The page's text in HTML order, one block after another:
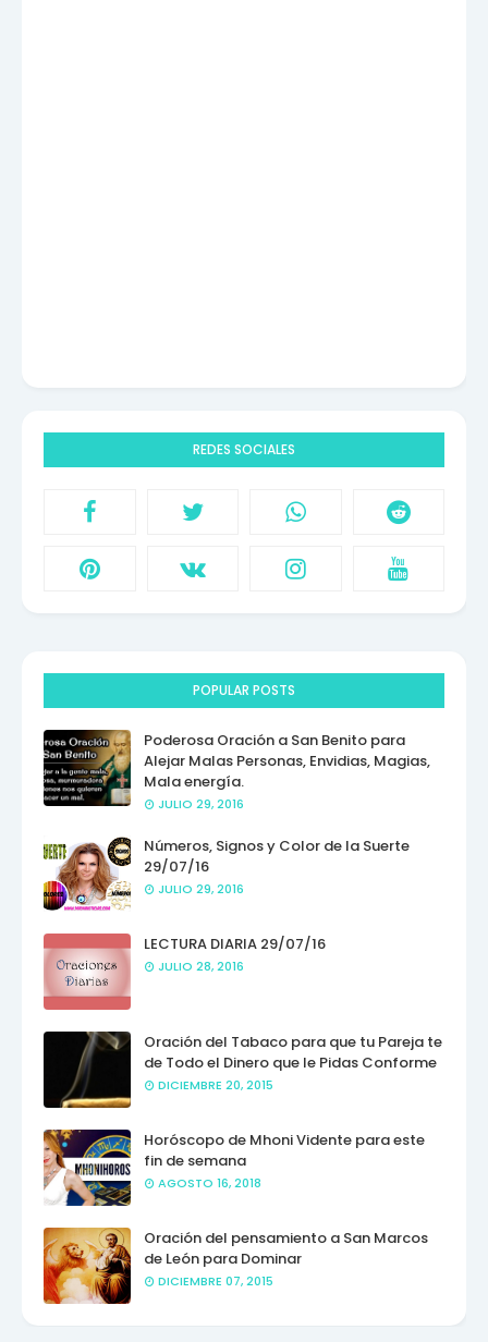
REDES SOCIALES
POPULAR POSTS
Poderosa Oración a San Benito para
Alejar Malas Personas, Envidias, Magias,
Mala energía.
JULIO 29, 2016
Números, Signos y Color de la Suerte
29/07/16
JULIO 29, 2016
LECTURA DIARIA 29/07/16
JULIO 28, 2016
Oración del Tabaco para que tu Pareja te
de Todo el Dinero que le Pidas Conforme
DICIEMBRE 20, 2015
Horóscopo de Mhoni Vidente para este
fin de semana
AGOSTO 16, 2018
Oración del pensamiento a San Marcos
de León para Dominar
DICIEMBRE 07, 2015